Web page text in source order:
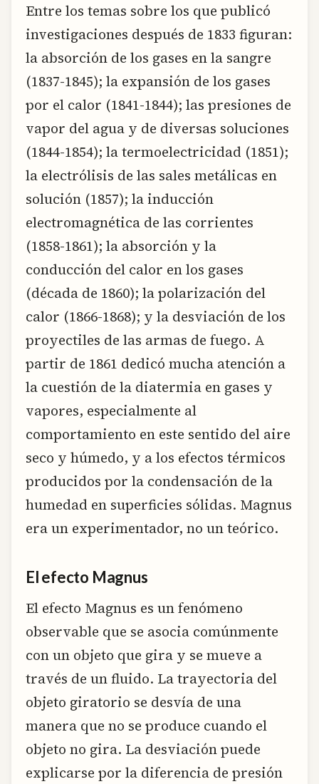
Entre los temas sobre los que publicó
investigaciones después de 1833 figuran:
la absorción de los gases en la sangre
(1837-1845); la expansión de los gases
por el calor (1841-1844); las presiones de
vapor del agua y de diversas soluciones
(1844-1854); la termoelectricidad (1851);
la electrólisis de las sales metálicas en
solución (1857); la inducción
electromagnética de las corrientes
(1858-1861); la absorción y la
conducción del calor en los gases
(década de 1860); la polarización del
calor (1866-1868); y la desviación de los
proyectiles de las armas de fuego. A
partir de 1861 dedicó mucha atención a
la cuestión de la diatermia en gases y
vapores, especialmente al
comportamiento en este sentido del aire
seco y húmedo, y a los efectos térmicos
producidos por la condensación de la
humedad en superficies sólidas. Magnus
era un experimentador, no un teórico.
El efecto Magnus
El efecto Magnus es un fenómeno
observable que se asocia comúnmente
con un objeto que gira y se mueve a
través de un fluido. La trayectoria del
objeto giratorio se desvía de una
manera que no se produce cuando el
objeto no gira. La desviación puede
explicarse por la diferencia de presión